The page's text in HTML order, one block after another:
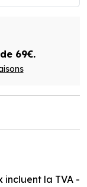
69€.
incluent la TVA -